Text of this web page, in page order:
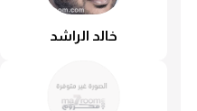
خالد الراشد